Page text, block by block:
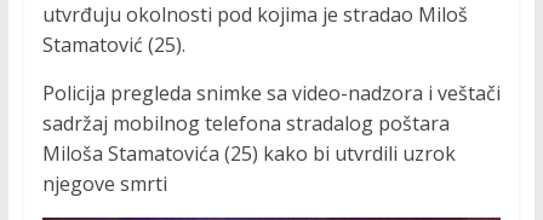
utvrđuju okolnosti pod kojima je stradao Miloš
Stamatović (25).
Policija pregleda snimke sa video-nadzora i veštači
sadržaj mobilnog telefona stradalog poštara
Miloša Stamatovića (25) kako bi utvrdili uzrok
njegove smrti